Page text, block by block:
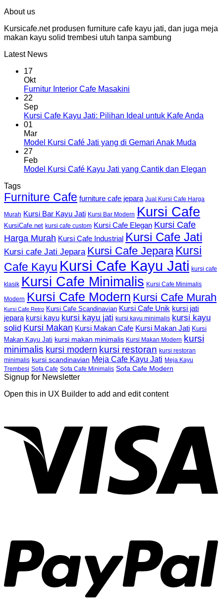
About us
Kursicafe.net produsen furniture cafe kayu jati, dan juga meja
makan kayu solid trembesi utuh tanpa sambung
Latest News
17
Okt
Furnitur Interior Cafe Masakini
22
Sep
Kursi Cafe Kayu Jati: Pilihan Ideal untuk Kafe Anda
01
Mar
Model Kursi Café Jati yang di Gemari Anak Muda
27
Feb
Model Kursi Café Kayu Jati yang Cantik dan Elegan
Tags
Furniture Cafe furniture cafe jepara Jual Kursi Cafe Harga
Murah Kursi Bar Kayu Jati Kursi Bar Modern Kursi Cafe
KursiCafe.net kursi cafe custom Kursi Cafe Elegan Kursi Cafe
Harga Murah Kursi Cafe Industrial Kursi Cafe Jati
Kursi cafe Jati Jepara Kursi Cafe Jepara Kursi
Cafe Kayu Kursi Cafe Kayu Jati kursi cafe
klasik Kursi Cafe Minimalis Kursi Cafe Minimalis
Modern Kursi Cafe Modern Kursi Cafe Murah
Kursi Cafe Retro Kursi Cafe Scandinavian Kursi Cafe Unik kursi jati
jepara kursi kayu kursi kayu jati kursi kayu minimalis kursi kayu
solid Kursi Makan Kursi Makan Cafe Kursi Makan Jati Kursi
Makan Kayu Jati kursi makan minimalis Kursi Makan Modern kursi
minimalis kursi modern kursi restoran kursi restoran
minimalis kursi scandinavian Meja Cafe Kayu Jati Meja Kayu
Trembesi Sofa Cafe Sofa Cafe Minimalis Sofa Cafe Modern
Signup for Newsletter
Open this in UX Builder to add and edit content